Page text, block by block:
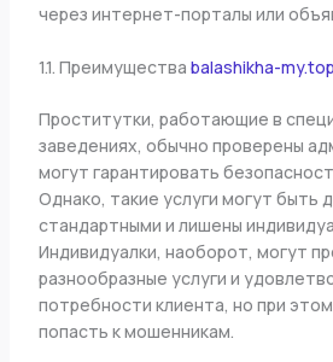
через интернет-порталы или
1.1. Преимущества balashikha-my.top
Проститутки, работающие в
заведениях, обычно проверены
могут гарантировать
Однако, такие услуги могут быть
стандартными и лишены
Индивидуалки, наоборот, могут
разнообразные услуги и
потребности клиента, но при
попасть к мошенникам.